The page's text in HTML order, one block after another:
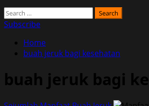
Search
for:
Subscribe
Home
buah jeruk bagi kesehatan
buah jeruk bagi